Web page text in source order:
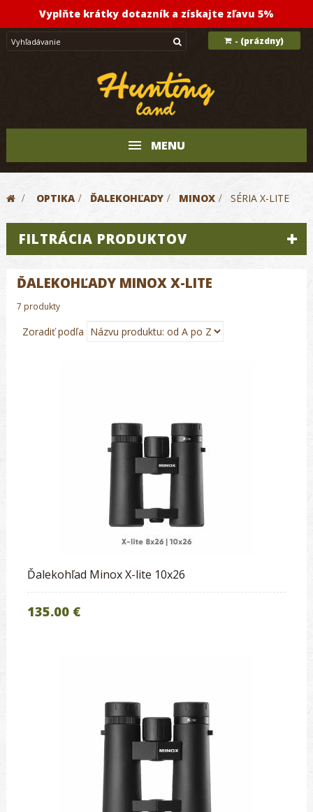
Vyplňte krátky dotazník a získajte zľavu 5%
- (prázdny)
MENU
> OPTIKA > ĎALEKOHĽADY > MINOX > SÉRIA X-LITE
FILTRÁCIA PRODUKTOV
ĎALEKOHĽADY MINOX X-LITE
7 produkty
Zoradiť podľa
Ďalekohľad Minox X-lite 10x26
135.00 €